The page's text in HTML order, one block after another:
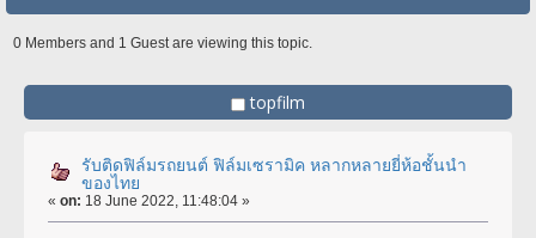
0 Members and 1 Guest are viewing this topic.
topfilm
รับติดฟิล์มรถยนต์ ฟิล์มเซรามิค หลากหลายยี่ห้อชั้นนำ
ของไทย
« on: 18 June 2022, 11:48:04 »